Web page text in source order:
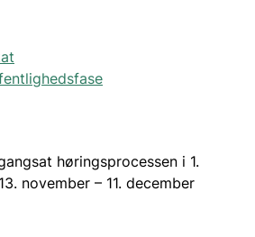
høringsprocessen i 1.
november – 11. december